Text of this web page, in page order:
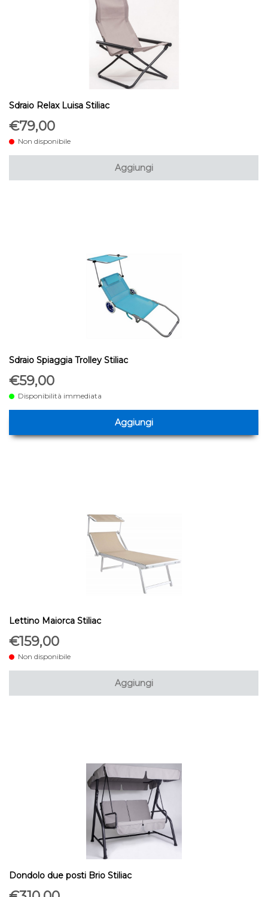
Sdraio Relax Luisa Stiliac
€79,00
Non disponibile
Aggiungi
Sdraio Spiaggia Trolley Stiliac
€59,00
Disponibilità immediata
Aggiungi
Lettino Maiorca Stiliac
€159,00
Non disponibile
Aggiungi
Dondolo due posti Brio Stiliac